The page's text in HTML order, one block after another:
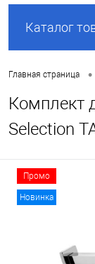
Каталог
Главная страница •
Комплект
Selection
Промо
Новинка